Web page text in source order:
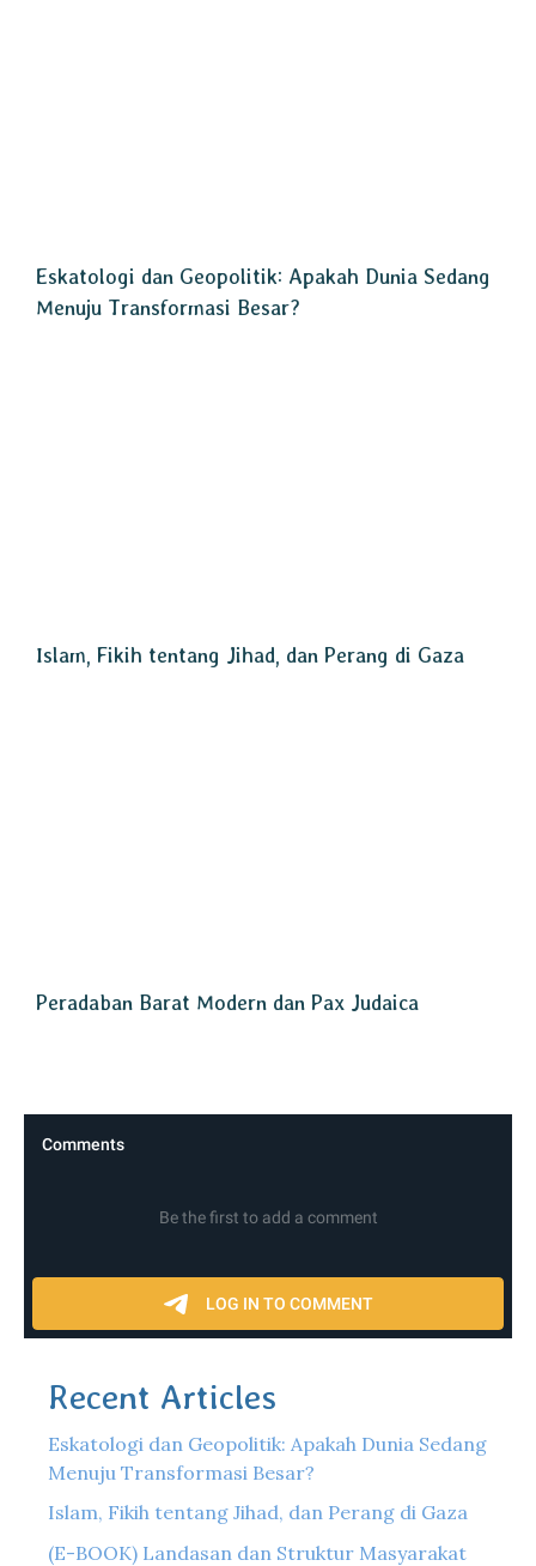
Eskatologi dan Geopolitik: Apakah Dunia Sedang
Menuju Transformasi Besar?
Islam, Fikih tentang Jihad, dan Perang di Gaza
Peradaban Barat Modern dan Pax Judaica
Recent Articles
Eskatologi dan Geopolitik: Apakah Dunia Sedang
Menuju Transformasi Besar?
Islam, Fikih tentang Jihad, dan Perang di Gaza
(E-BOOK) Landasan dan Struktur Masyarakat